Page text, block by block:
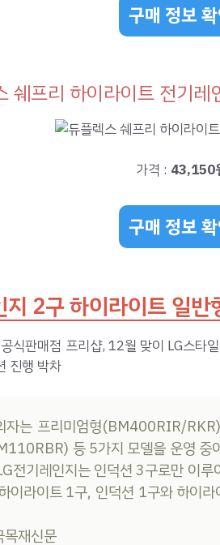
구매 정보
쉐프리 하이라이트 전기레
가격 : 43,150
구매 정보
지 2구 하이라이트 일반
식판매점 프리샵, 12월 맞이 LG스타
진행 박차
자는 프리미엄형(BM400RIR/
등 5가지 모델을 운영 중
전기레인지는 인덕션 3구로만 이
이라이트 1구, 인덕션 1구와 하이
재신문